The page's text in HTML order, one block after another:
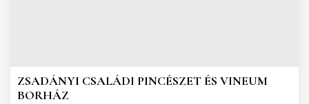
ZSADÁNYI CSALÁDI PINCÉSZET ÉS VINEUM
BORHÁZ